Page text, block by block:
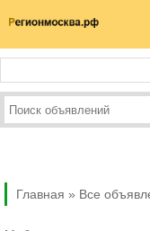
Главная » Все